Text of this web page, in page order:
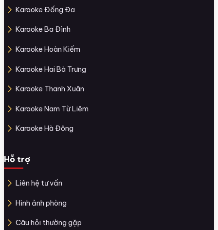
Karaoke Đống Đa
Karaoke Ba Đình
Karaoke Hoàn Kiếm
Karaoke Hai Bà Trưng
Karaoke Thanh Xuân
Karaoke Nam Từ Liêm
Karaoke Hà Đông
Hỗ trợ
Liên hệ tư vấn
Hình ảnh phòng
Câu hỏi thường gặp